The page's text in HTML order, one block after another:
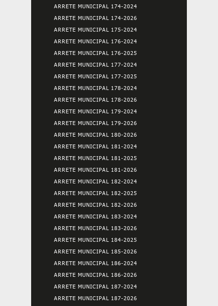
ARRETE MUNICIPAL 174-2024
ARRETE MUNICIPAL 174-2026
ARRETE MUNICIPAL 175-2024
ARRETE MUNICIPAL 176-2024
ARRETE MUNICIPAL 176-2025
ARRETE MUNICIPAL 177-2024
ARRETE MUNICIPAL 177-2025
ARRETE MUNICIPAL 178-2024
ARRETE MUNICIPAL 178-2026
ARRETE MUNICIPAL 179-2024
ARRETE MUNICIPAL 179-2026
ARRETE MUNICIPAL 180-2026
ARRETE MUNICIPAL 181-2024
ARRETE MUNICIPAL 181-2025
ARRETE MUNICIPAL 181-2026
ARRETE MUNICIPAL 182-2024
ARRETE MUNICIPAL 182-2025
ARRETE MUNICIPAL 182-2026
ARRETE MUNICIPAL 183-2024
ARRETE MUNICIPAL 183-2026
ARRETE MUNICIPAL 184-2025
ARRETE MUNICIPAL 185-2026
ARRETE MUNICIPAL 186-2024
ARRETE MUNICIPAL 186-2026
ARRETE MUNICIPAL 187-2024
ARRETE MUNICIPAL 187-2026